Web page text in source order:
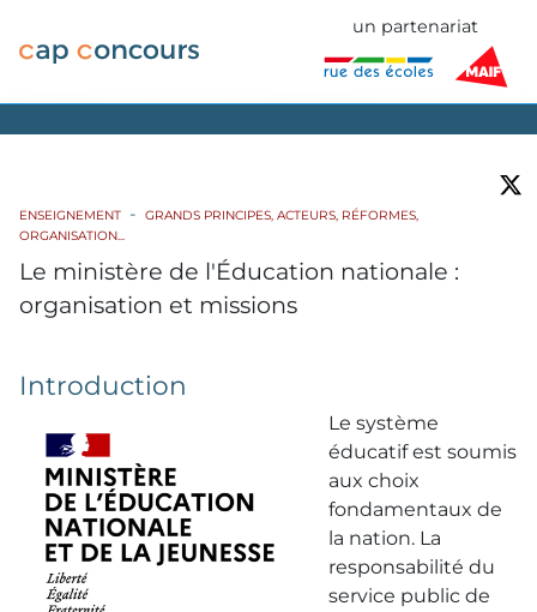
un partenariat
ENSEIGNEMENT
GRANDS PRINCIPES, ACTEURS, RÉFORMES,
ORGANISATION...
Le ministère de l'Éducation nationale :
organisation et missions
Introduction
Le système
éducatif est soumis
aux choix
fondamentaux de
la nation. La
responsabilité du
service public de